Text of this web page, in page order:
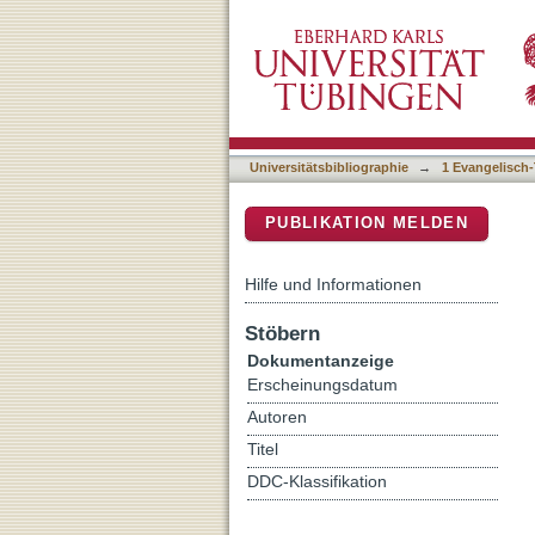
Universitätsbibliographie → 1
PUBLIKATION MELDEN
Hilfe und Informationen
Stöbern
Dokumentanzeige
Erscheinungsdatum
Autoren
Titel
DDC-Klassifikation